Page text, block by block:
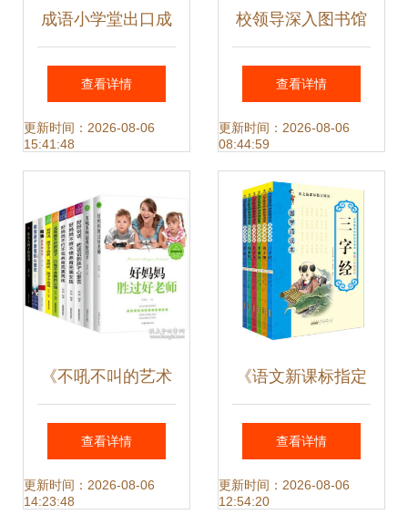
成语小学堂出口成
章套装 让孩子在趣
味中掌握语言精华
查看详情
更新时间：2026-08-06
15:41:48
校领导深入图书馆
调研指导，助力主
题教育图书专架建
设
查看详情
更新时间：2026-08-06
08:44:59
《不吼不叫的艺术
家庭教育的力量与
温度》
查看详情
更新时间：2026-08-06
14:23:48
《语文新课标指定
阅读·国学诵读本全
6册》书评 小学生
查看详情
更新时间：2026-08-06
12:54:20